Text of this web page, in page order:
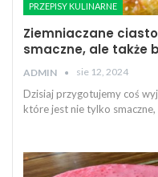
PRZEPISY KULINARNE
Ziemniaczane
smaczne, ale także
ADMIN sie 12, 2024
Dzisiaj przygotujemy coś
które jest nie tylko